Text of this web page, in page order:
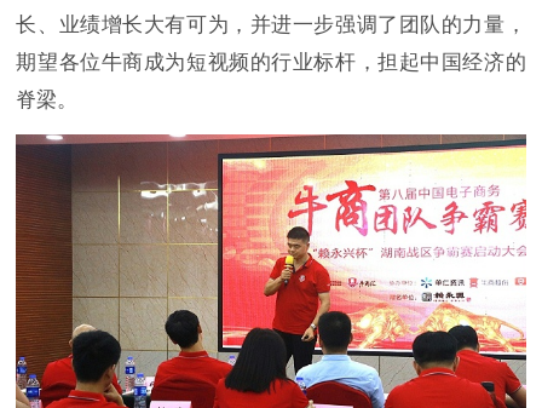
长、业绩增长大有可为，并进一步强调了团队的力量，
期望各位牛商成为短视频的行业标杆，担起中国经济的
脊梁。